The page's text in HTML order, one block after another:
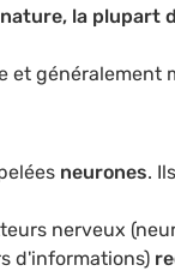
la plupart
et généralement
neurones.
nerveux
d'informations)